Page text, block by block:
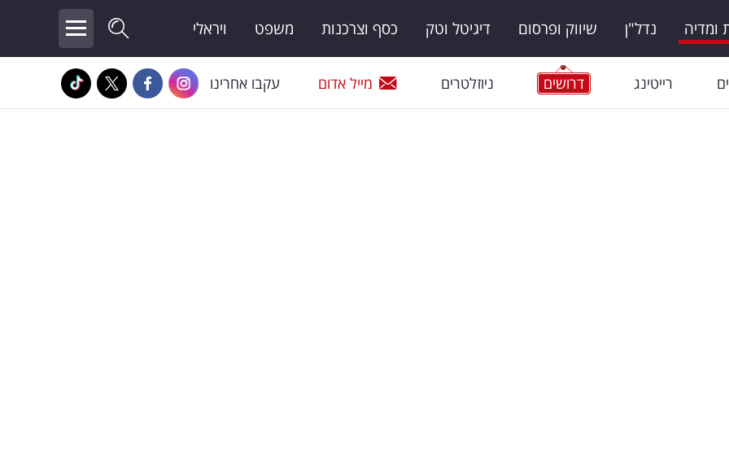
ומדיה נדל"ן שיווק ופרסום דיגיטל וטק כסף וצרכנות משפט ויראלי
רייטינג דרושים ניוזלטרים מייל אדום עקבו אחרינו